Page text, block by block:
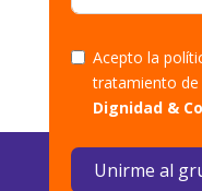
Acepto la
tratamiento de
Dignidad &
Unirme al